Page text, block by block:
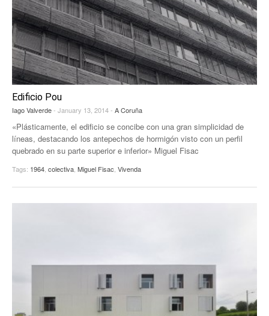
Edificio Pou
Iago Valverde- January 13, 2014 - A Coruña
«Plásticamente, el edificio se concibe con una gran simplicidad de
líneas, destacando los antepechos de hormigón visto con un perfil
quebrado en su parte superior e inferior» Miguel Fisac
Tags: 1964, colectiva, Miguel Fisac, Vivenda